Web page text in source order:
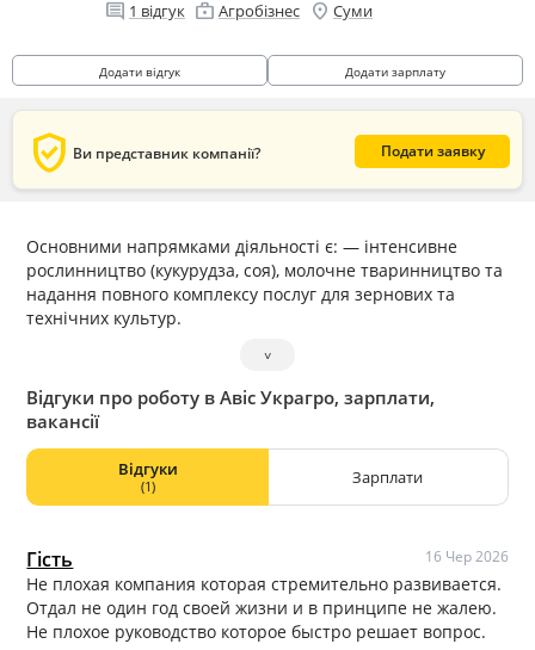
comment 1 відгук enterprise Агробізнес location_on Суми
Додати відгук Додати зарплату
verified_user Ви представник компанії? Подати заявку
Основними напрямками діяльності є: — інтенсивне
рослинництво (кукурудза, соя), молочне тваринництво та
надання повного комплексу послуг для зернових та
технічних культур.
˅
Відгуки про роботу в Авіс Украгро, зарплати,
вакансії
Відгуки
(1) Зарплати
Гість 16 Чер 2026
Не плохая компания которая стремительно развивается.
Отдал не один год своей жизни и в принципе не жалею.
Не плохое руководство которое быстро решает вопрос.